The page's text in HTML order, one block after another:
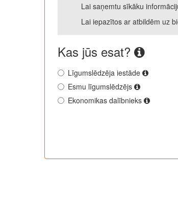
Lai saņemtu sīkāku
Lai iepazītos ar atbildēm uz
Kas jūs esat?
Līgumslēdzēja iestāde
Esmu līgumslēdzējs
Ekonomikas dalībnieks